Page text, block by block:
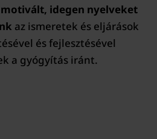
idegen nyelveket
az ismeretek és eljárások
és fejlesztésével
a gyógyítás iránt.